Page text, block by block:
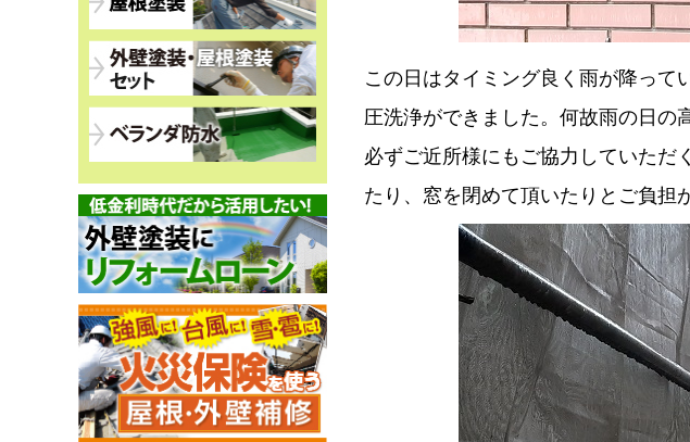
この日はタイミング良く雨が降って
圧洗浄ができました。何故雨の日の
必ずご近所様にもご協力していただ
たり、窓を閉めて頂いたりとご負担